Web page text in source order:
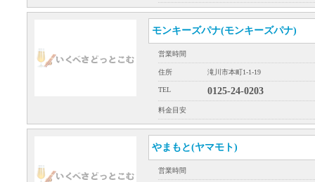
モンキーズパナ(モンキーズパナ)
営業時間
住所 滝川市本町1-1-19
TEL 0125-24-0203
料金目安
やまもと(ヤマモト)
営業時間